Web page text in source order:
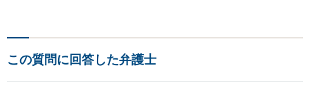
この質問に回答した弁護士